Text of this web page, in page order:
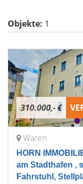
Objekte: 1
310.000,- €
Waren
HORN
am Stadthafen ,
Fahrstuhl,